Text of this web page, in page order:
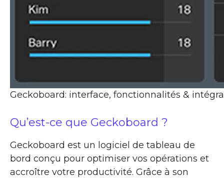
Geckoboard: interface, fonctionnalités &
Qu’est-ce que Geckoboard ?
Geckoboard est un logiciel de tableau de
bord conçu pour optimiser vos opérations et
accroître votre productivité. Grâce à son